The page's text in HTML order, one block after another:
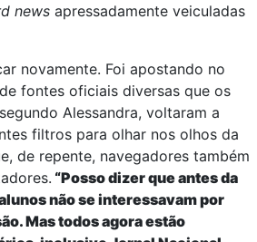
news apressadamente veiculadas
novamente. Foi apostando no
fontes oficiais diversas que os
Alessandra, voltaram a
filtros para olhar nos olhos da
de repente, navegadores também
“Posso dizer que antes da
não se interessavam por
Mas todos agora estão